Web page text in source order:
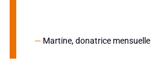
— Martine, donatrice mensuelle